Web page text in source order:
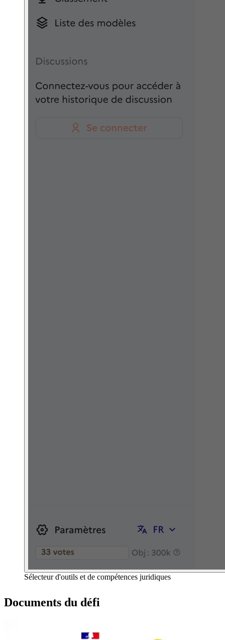
Sélecteur d'outils et de compétences juridiques
Documents du défi